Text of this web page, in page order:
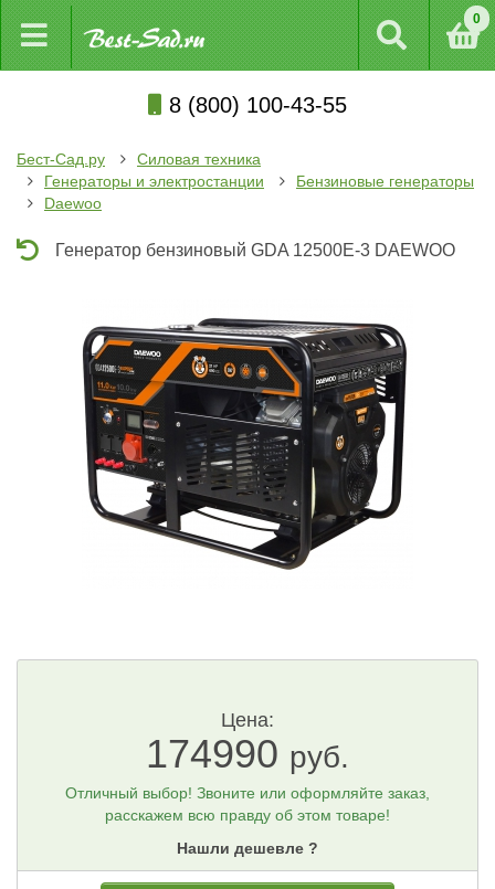
0
8 (800) 100-43-55
Бест-Сад.ру
Силовая техника
Генераторы и электростанции
Бензиновые генераторы
Daewoo
Генератор бензиновый GDA 12500E-3 DAEWOO
Цена:
174990 руб.
Отличный выбор! Звоните или оформляйте заказ,
расскажем всю правду об этом товаре!
Нашли дешевле ?